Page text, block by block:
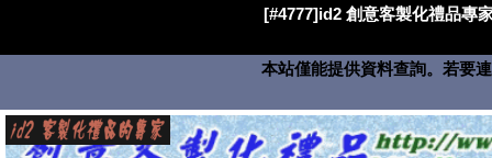
[#4777]id2 創意客製化禮品專
本站僅能提供資料查詢。若要